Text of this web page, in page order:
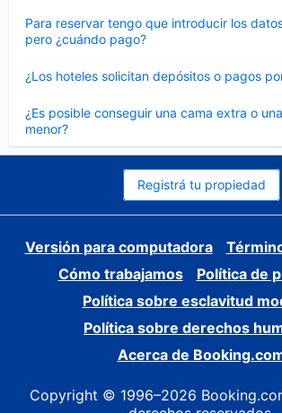
Para reservar tengo que introducir los
pero ¿cuándo pago?
cerrado
¿Los hoteles solicitan depósitos o pagos
cerrado
¿Es posible conseguir una cama extra o
menor?
cerrado
Registrá tu propiedad
Versión para computadora
Cómo trabajamos
Política de
Política sobre esclavitud
Política sobre derechos
Acerca de
Copyright © 1996–2026